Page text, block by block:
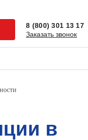
8 (800) 301 13 17
Заказать звонок
в